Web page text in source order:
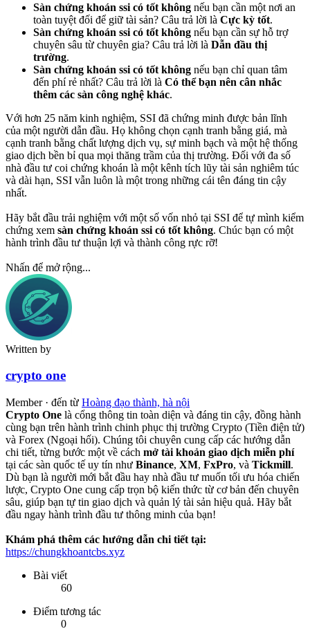
Sàn chứng khoán ssi có tốt không nếu bạn cần một nơi an
toàn tuyệt đối để giữ tài sản? Câu trả lời là Cực kỳ tốt.
Sàn chứng khoán ssi có tốt không nếu bạn cần sự hỗ trợ
chuyên sâu từ chuyên gia? Câu trả lời là Dẫn đầu thị
trường.
Sàn chứng khoán ssi có tốt không nếu bạn chỉ quan tâm
đến phí rẻ nhất? Câu trả lời là Có thể bạn nên cân nhắc
thêm các sàn công nghệ khác.
Với hơn 25 năm kinh nghiệm, SSI đã chứng minh được bản lĩnh
của một người dẫn đầu. Họ không chọn cạnh tranh bằng giá, mà
cạnh tranh bằng chất lượng dịch vụ, sự minh bạch và một hệ thống
giao dịch bền bỉ qua mọi thăng trầm của thị trường. Đối với đa số
nhà đầu tư coi chứng khoán là một kênh tích lũy tài sản nghiêm túc
và dài hạn, SSI vẫn luôn là một trong những cái tên đáng tin cậy
nhất.
Hãy bắt đầu trải nghiệm với một số vốn nhỏ tại SSI để tự mình kiểm
chứng xem sàn chứng khoán ssi có tốt không. Chúc bạn có một
hành trình đầu tư thuận lợi và thành công rực rỡ!
Nhấn để mở rộng...
Written by
crypto one
Member · đến từ Hoàng đạo thành, hà nội
Crypto One là cổng thông tin toàn diện và đáng tin cậy, đồng hành
cùng bạn trên hành trình chinh phục thị trường Crypto (Tiền điện tử)
và Forex (Ngoại hối). Chúng tôi chuyên cung cấp các hướng dẫn
chi tiết, từng bước một về cách mở tài khoản giao dịch miễn phí
tại các sàn quốc tế uy tín như Binance, XM, FxPro, và Tickmill.
Dù bạn là người mới bắt đầu hay nhà đầu tư muốn tối ưu hóa chiến
lược, Crypto One cung cấp trọn bộ kiến thức từ cơ bản đến chuyên
sâu, giúp bạn tự tin giao dịch và quản lý tài sản hiệu quả. Hãy bắt
đầu ngay hành trình đầu tư thông minh của bạn!
Khám phá thêm các hướng dẫn chi tiết tại:
https://chungkhoantcbs.xyz
Bài viết
60
Điểm tương tác
0